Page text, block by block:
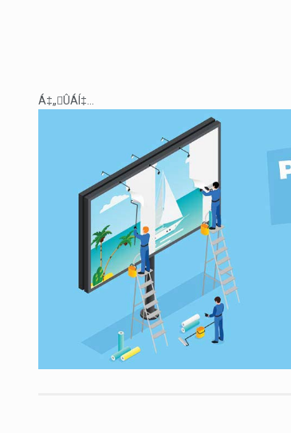
Á‡„ÛÁÍ‡...